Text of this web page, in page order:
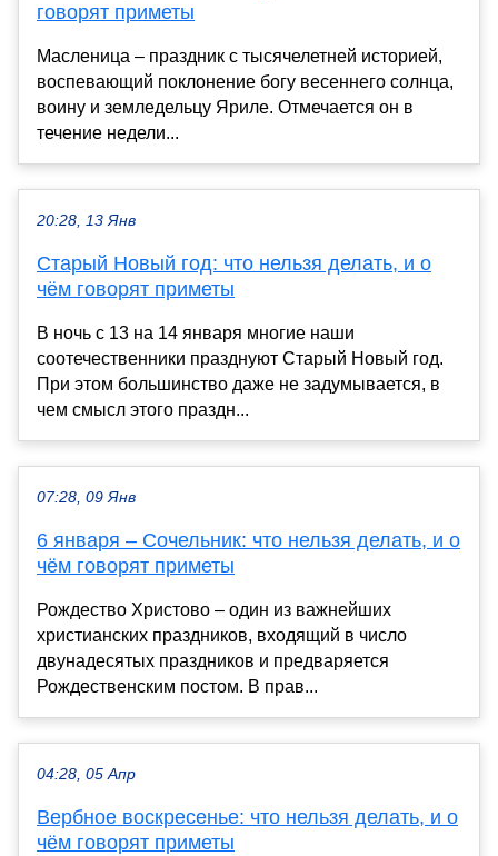
говорят приметы
Масленица – праздник с тысячелетней историей,
воспевающий поклонение богу весеннего солнца,
воину и земледельцу Яриле. Отмечается он в
течение недели...
20:28, 13 Янв
Старый Новый год: что нельзя делать, и о
чём говорят приметы
В ночь с 13 на 14 января многие наши
соотечественники празднуют Старый Новый год.
При этом большинство даже не задумывается, в
чем смысл этого праздн...
07:28, 09 Янв
6 января – Сочельник: что нельзя делать, и о
чём говорят приметы
Рождество Христово – один из важнейших
христианских праздников, входящий в число
двунадесятых праздников и предваряется
Рождественским постом. В прав...
04:28, 05 Апр
Вербное воскресенье: что нельзя делать, и о
чём говорят приметы